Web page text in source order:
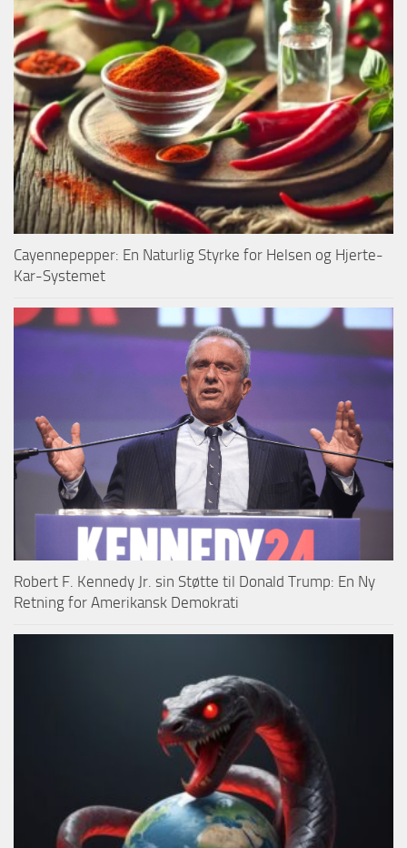
Cayennepepper: En Naturlig Styrke for Helsen og Hjerte-
Kar-Systemet
Robert F. Kennedy Jr. sin Støtte til Donald Trump: En Ny
Retning for Amerikansk Demokrati